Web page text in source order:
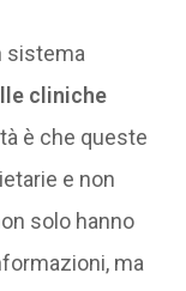
sistema
cliniche
è che queste
e non
solo hanno
ma